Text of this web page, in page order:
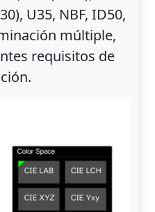
U35, NBF, ID50,
múltiple,
requisitos de